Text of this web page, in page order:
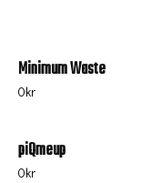
Minimum Waste
0kr
piQmeup
0kr